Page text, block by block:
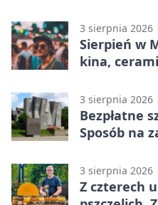
3 sierpnia 2026
Sierpień w
kina,
3 sierpnia 2026
Bezpłatne
Sposób na
3 sierpnia 2026
Z czterech